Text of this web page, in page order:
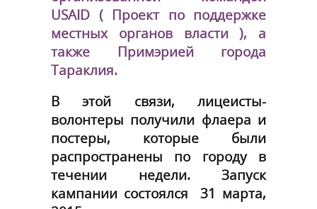
USAID ( Проект по поддержке
местных органов власти ), а
также Примэрией города
Тараклия.
В этой связи, лицеисты-
волонтеры получили флаера и
постеры, которые были
распространены по городу в
течении недели. Запуск
кампании состоялся 31 марта,